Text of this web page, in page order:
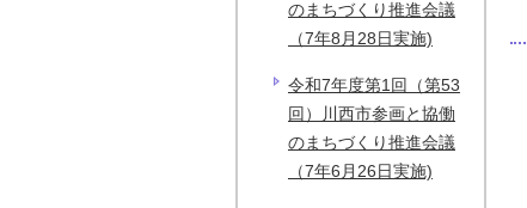
のまちづくり推進会議
（7年8月28日実施)
令和7年度第1回（第53
回）川西市参画と協働
のまちづくり推進会議
（7年6月26日実施)